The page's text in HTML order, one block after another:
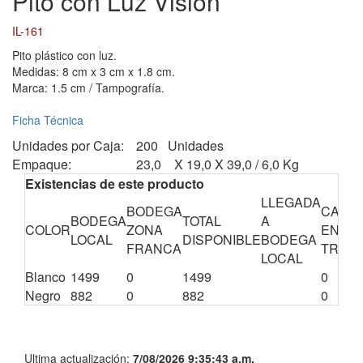
IL-161
Pito plástico con luz.
Medidas: 8 cm x 3 cm x 1.8 cm.
Marca: 1.5 cm / Tampografía.
Ficha Técnica
Unidades por Caja:
200 Unidades
Empaque:
23,0 X 19,0 X 39,0 / 6,0 Kg
Existencias de este producto
COLORBODEGA
LOCAL
BODEGA
ZONA
FRANCA
TOTAL
DISPONIBLE
LLEGADA
A
BODEGA
LOCAL
EN
Blanco 1499 0 1499
0
Negro 882 0 882 0
Ultima actualización: 7/08/2026 9:35:43 a.m.